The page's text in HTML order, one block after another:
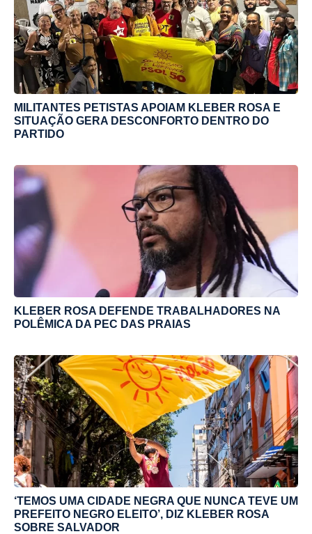
MILITANTES PETISTAS APOIAM KLEBER ROSA E
SITUAÇÃO GERA DESCONFORTO DENTRO DO
PARTIDO
KLEBER ROSA DEFENDE TRABALHADORES NA
POLÊMICA DA PEC DAS PRAIAS
‘TEMOS UMA CIDADE NEGRA QUE NUNCA TEVE UM
PREFEITO NEGRO ELEITO’, DIZ KLEBER ROSA
SOBRE SALVADOR